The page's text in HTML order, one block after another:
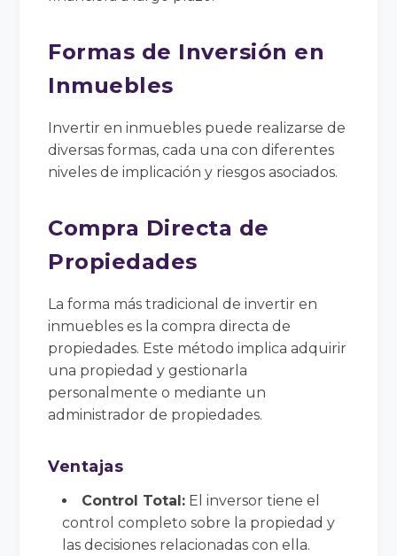
Formas de Inversión en
Inmuebles
Invertir en inmuebles puede realizarse de
diversas formas, cada una con diferentes
niveles de implicación y riesgos asociados.
Compra Directa de
Propiedades
La forma más tradicional de invertir en
inmuebles es la compra directa de
propiedades. Este método implica adquirir
una propiedad y gestionarla
personalmente o mediante un
administrador de propiedades.
Ventajas
Control Total: El inversor tiene el
control completo sobre la propiedad y
las decisiones relacionadas con ella.